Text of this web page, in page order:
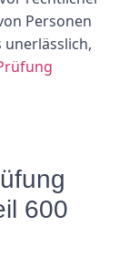
Personen
600